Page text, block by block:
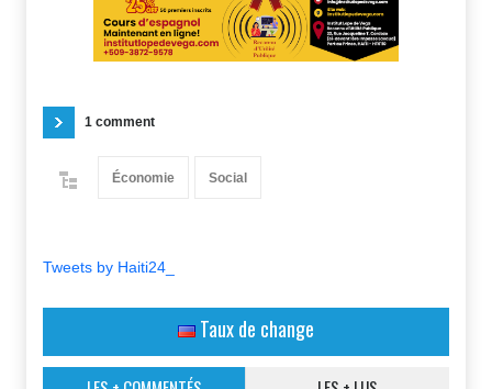
1 comment
Économie Social
Tweets by Haiti24_
Taux de change